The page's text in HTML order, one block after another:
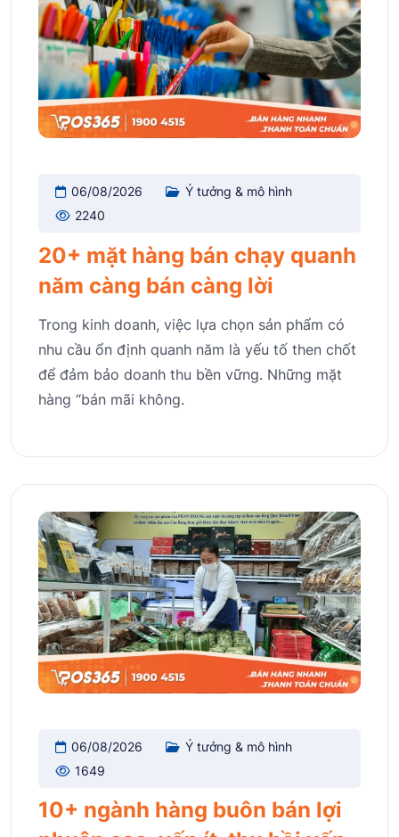
06/08/2026
Ý tưởng & mô hình
2240
20+ mặt hàng bán chạy quanh
năm càng bán càng lời
Trong kinh doanh, việc lựa chọn sản phẩm có
nhu cầu ổn định quanh năm là yếu tố then chốt
để đảm bảo doanh thu bền vững. Những mặt
hàng “bán mãi không.
06/08/2026
Ý tưởng & mô hình
1649
10+ ngành hàng buôn bán lợi